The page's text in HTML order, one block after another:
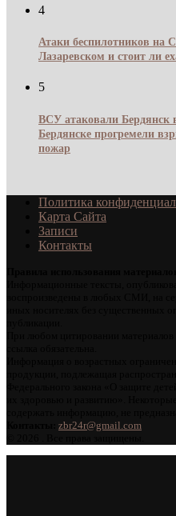
4
Атаки беспилотников на
Лазаревском и стоит ли
5
ВСУ атаковали Бердянск
Бердянске прогремели
пожар
Политика
Карта Сайта
Записи
Контакты
zbr24r@gmail.com